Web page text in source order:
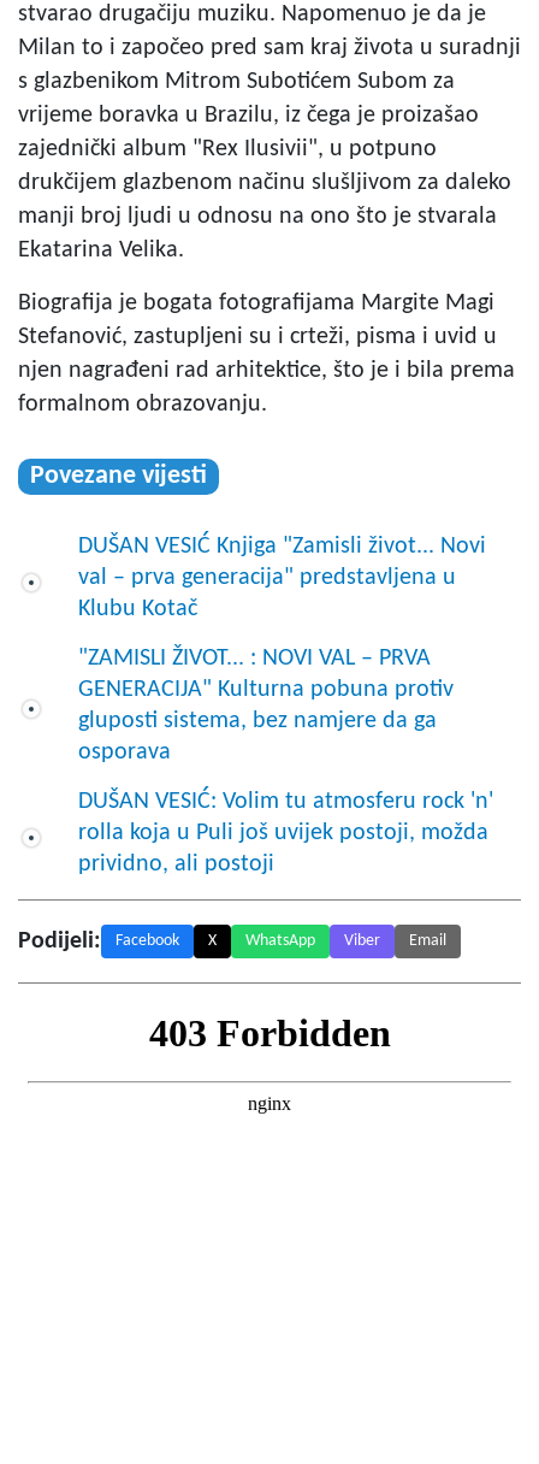
stvarao drugačiju muziku. Napomenuo je da je
Milan to i započeo pred sam kraj života u suradnji
s glazbenikom Mitrom Subotićem Subom za
vrijeme boravka u Brazilu, iz čega je proizašao
zajednički album "Rex Ilusivii", u potpuno
drukčijem glazbenom načinu slušljivom za daleko
manji broj ljudi u odnosu na ono što je stvarala
Ekatarina Velika.
Biografija je bogata fotografijama Margite Magi
Stefanović, zastupljeni su i crteži, pisma i uvid u
njen nagrađeni rad arhitektice, što je i bila prema
formalnom obrazovanju.
Povezane vijesti
DUŠAN VESIĆ Knjiga "Zamisli život... Novi
val – prva generacija" predstavljena u
Klubu Kotač
"ZAMISLI ŽIVOT... : NOVI VAL – PRVA
GENERACIJA" Kulturna pobuna protiv
gluposti sistema, bez namjere da ga
osporava
DUŠAN VESIĆ: Volim tu atmosferu rock 'n'
rolla koja u Puli još uvijek postoji, možda
prividno, ali postoji
Podijeli: Facebook X WhatsApp Viber Email